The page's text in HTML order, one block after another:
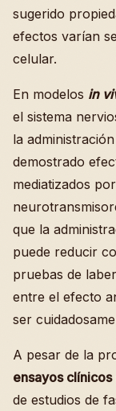
sugerido
efectos varían
celular.
En modelos in
el sistema
la
demostrado
mediatizados
que la
puede reducir
pruebas de
entre el efecto
ser
A pesar de la
ensayos clínicos
de estudios de